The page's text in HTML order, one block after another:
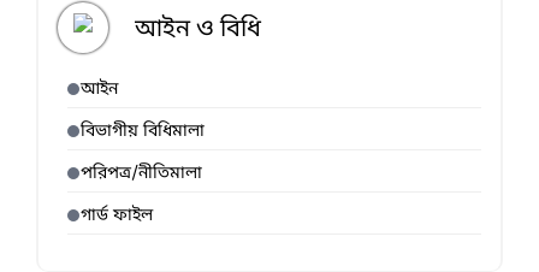
আইন ও বিধি
আইন
বিভাগীয় বিধিমালা
পরিপত্র/নীতিমালা
গার্ড ফাইল